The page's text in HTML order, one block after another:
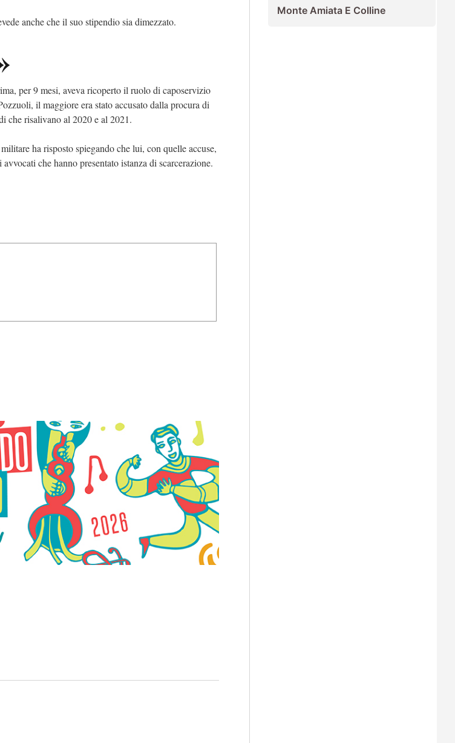
anche che il suo stipendio sia dimezzato.
per 9 mesi, aveva ricoperto il ruolo di caposervizio
il maggiore era stato accusato dalla procura di
che risalivano al 2020 e al 2021.
ha risposto spiegando che lui, con quelle accuse,
che hanno presentato istanza di scarcerazione.
Monte Amiata E Colline